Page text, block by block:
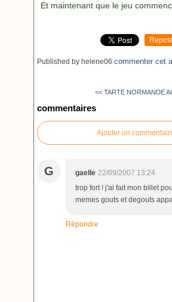
Et maintenant que le jeu
Repost
Published by helene06 commenter cet
<< TARTE NORMANDE
commentaires
Ajouter un
G gaelle 22/09/2007 13:24
trop fort ! j'ai fait mon billet
memes gouts et degouts
Répondre